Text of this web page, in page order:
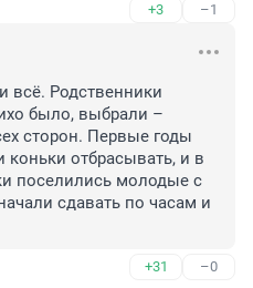
+3 –1
всё. Родственники
было, выбрали –
сторон. Первые годы
коньки отбрасывать, и в
поселились молодые с
сдавать по часам и
+31 –0